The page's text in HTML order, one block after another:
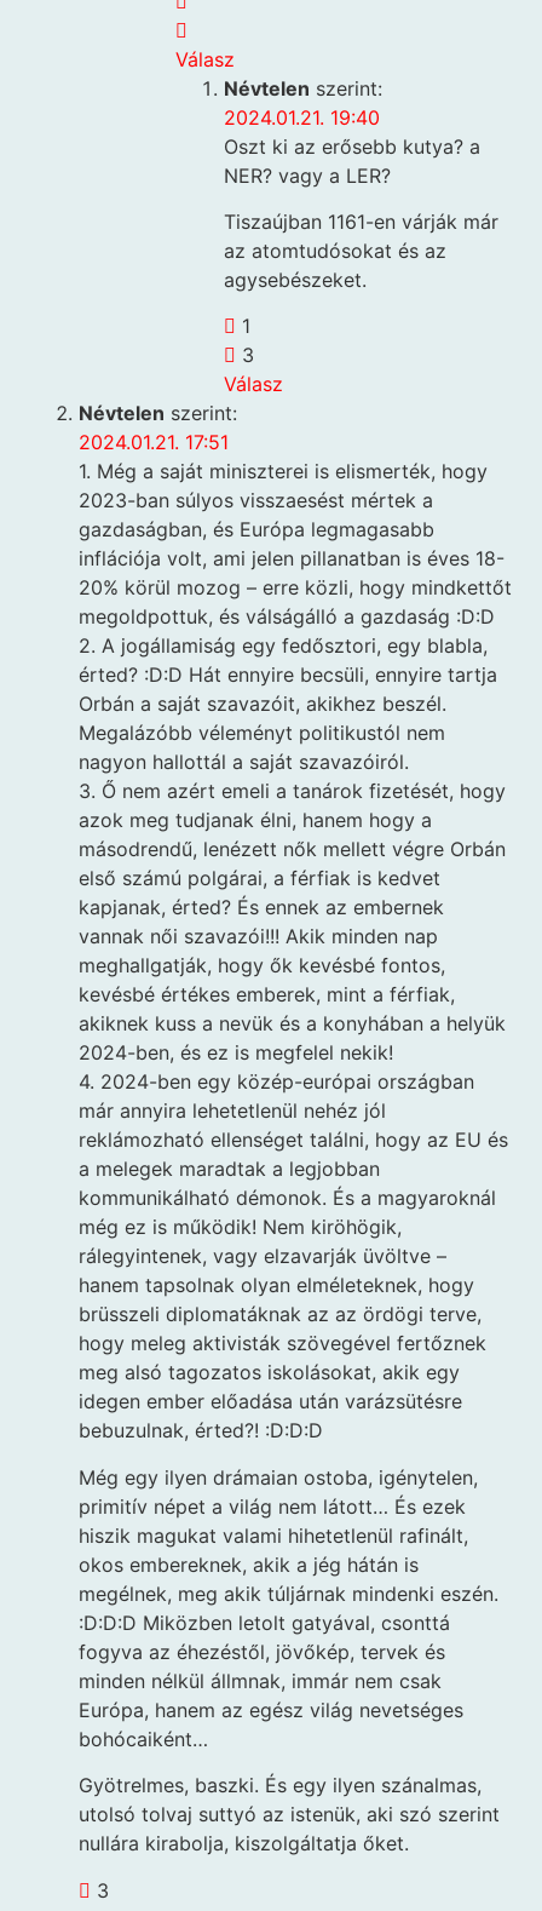
Válasz
Névtelen szerint:
2024.01.21. 19:40
Oszt ki az erősebb kutya? a
NER? vagy a LER?
Tiszaújban 1161-en várják már
az atomtudósokat és az
agysebészeket.
1
3
Válasz
Névtelen szerint:
2024.01.21. 17:51
1. Még a saját miniszterei is elismerték, hogy
2023-ban súlyos visszaesést mértek a
gazdaságban, és Európa legmagasabb
inflációja volt, ami jelen pillanatban is éves 18-
20% körül mozog – erre közli, hogy mindkettőt
megoldpottuk, és válságálló a gazdaság :D:D
2. A jogállamiság egy fedősztori, egy blabla,
érted? :D:D Hát ennyire becsüli, ennyire tartja
Orbán a saját szavazóit, akikhez beszél.
Megalázóbb véleményt politikustól nem
nagyon hallottál a saját szavazóiról.
3. Ő nem azért emeli a tanárok fizetését, hogy
azok meg tudjanak élni, hanem hogy a
másodrendű, lenézett nők mellett végre Orbán
első számú polgárai, a férfiak is kedvet
kapjanak, érted? És ennek az embernek
vannak női szavazói!!! Akik minden nap
meghallgatják, hogy ők kevésbé fontos,
kevésbé értékes emberek, mint a férfiak,
akiknek kuss a nevük és a konyhában a helyük
2024-ben, és ez is megfelel nekik!
4. 2024-ben egy közép-európai országban
már annyira lehetetlenül nehéz jól
reklámozható ellenséget találni, hogy az EU és
a melegek maradtak a legjobban
kommunikálható démonok. És a magyaroknál
még ez is működik! Nem kiröhögik,
rálegyintenek, vagy elzavarják üvöltve –
hanem tapsolnak olyan elméleteknek, hogy
brüsszeli diplomatáknak az az ördögi terve,
hogy meleg aktivisták szövegével fertőznek
meg alsó tagozatos iskolásokat, akik egy
idegen ember előadása után varázsütésre
bebuzulnak, érted?! :D:D:D
Még egy ilyen drámaian ostoba, igénytelen,
primitív népet a világ nem látott… És ezek
hiszik magukat valami hihetetlenül rafinált,
okos embereknek, akik a jég hátán is
megélnek, meg akik túljárnak mindenki eszén.
:D:D:D Miközben letolt gatyával, csonttá
fogyva az éhezéstől, jövőkép, tervek és
minden nélkül állmnak, immár nem csak
Európa, hanem az egész világ nevetséges
bohócaiként…
Gyötrelmes, baszki. És egy ilyen szánalmas,
utolsó tolvaj suttyó az istenük, aki szó szerint
nullára kirabolja, kiszolgáltatja őket.
3